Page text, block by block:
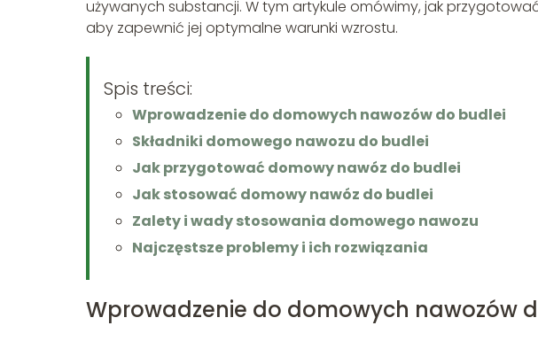
używanych substancji. W tym artykule omówimy, jak
aby zapewnić jej optymalne warunki wzrostu.
Spis treści:
Wprowadzenie do domowych nawozów do budlei
Składniki domowego nawozu do budlei
Jak przygotować domowy nawóz do budlei
Jak stosować domowy nawóz do budlei
Zalety i wady stosowania domowego nawozu
Najczęstsze problemy i ich rozwiązania
Wprowadzenie do domowych nawozów